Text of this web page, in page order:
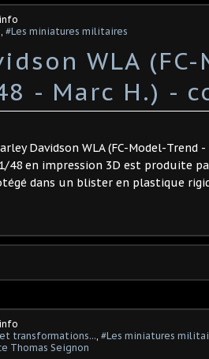
, #Les miniatures militaires
WLA
- Marc H.) -
Davidson WLA (FC-Model-Trend
48 en impression 3D est produite
dans un blister en plastique
transformations..., #Les miniatures
Thomas Seignon